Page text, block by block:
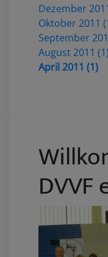
Dezember
Oktober 2011
September
August 2011 (1)
April 2011 (1)
DVVF